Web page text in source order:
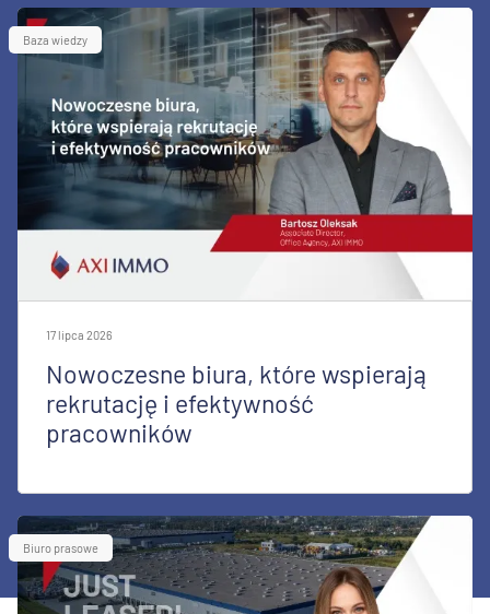
Baza wiedzy
17 lipca 2026
Nowoczesne biura, które wspierają
rekrutację i efektywność
pracowników
Biuro prasowe